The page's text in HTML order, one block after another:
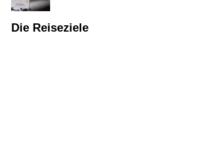
Die Reiseziele